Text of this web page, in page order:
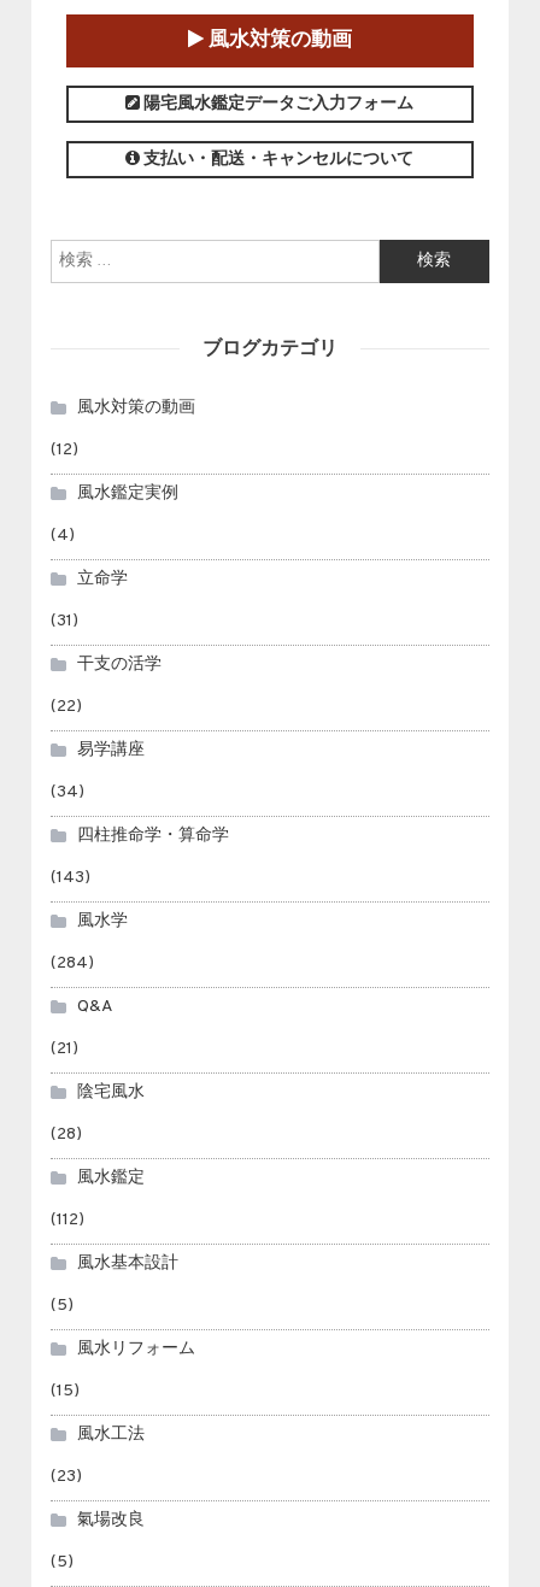
2025-01-11～2025-05-11
この講座の募集は終了しました。
風水対策の動画
陽宅風水鑑定データご入力フォーム
支払い・配送・キャンセルについて
検索:
ブログカテゴリ
風水対策の動画
(12)
風水鑑定実例
(4)
立命学
(31)
干支の活学
(22)
易学講座
(34)
四柱推命学・算命学
(143)
風水学
(284)
Q&A
(21)
陰宅風水
(28)
風水鑑定
(112)
風水基本設計
(5)
風水リフォーム
(15)
風水工法
(23)
氣場改良
(5)